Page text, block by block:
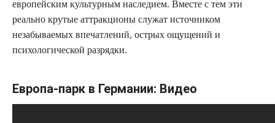
европейским культурным наследием. Вместе с тем эти
реально крутые аттракционы служат источником
незабываемых впечатлений, острых ощущений и
психологической разрядки.
Европа-парк в Германии: Видео